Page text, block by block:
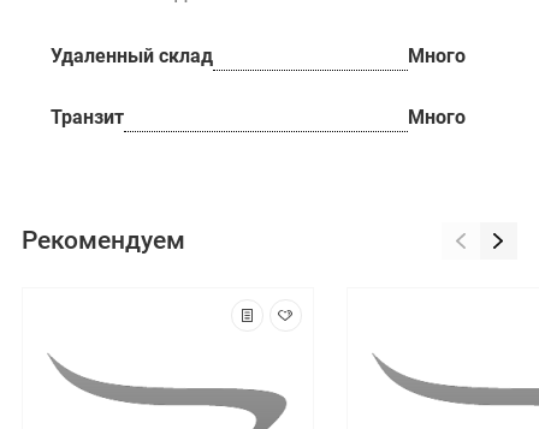
Удаленный склад Много
Транзит Много
Рекомендуем